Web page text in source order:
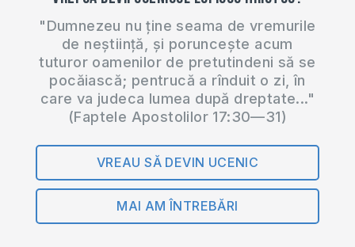
"Dumnezeu nu ține seama de vremurile
de neștiință, și poruncește acum
tuturor oamenilor de pretutindeni să se
pocăiască; pentrucă a rînduit o zi, în
care va judeca lumea după dreptate..."
(Faptele Apostolilor 17:30—31)
VREAU SĂ DEVIN UCENIC
MAI AM ÎNTREBĂRI